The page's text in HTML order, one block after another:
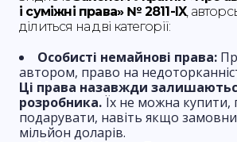
і суміжні права» № 2811-IX,
ділиться на дві категорії:
Особисті немайнові права:
автором, право на
Ці права назавжди
розробника. Їх не можна купити,
подарувати, навіть якщо
мільйон доларів.